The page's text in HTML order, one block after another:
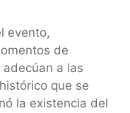
evento,
de
a las
que se
la existencia del